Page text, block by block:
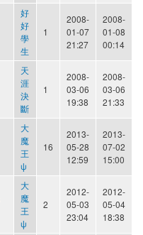
好
好
學
生
1
2008-
01-07
21:27
2008-
01-08
00:14
天
涯
決
斷
1
2008-
03-06
19:38
2008-
03-06
21:33
大
魔
王
ψ
16
2013-
05-28
12:59
2013-
07-02
15:00
大
魔
王
ψ
2
2012-
05-03
23:04
2012-
05-04
18:38